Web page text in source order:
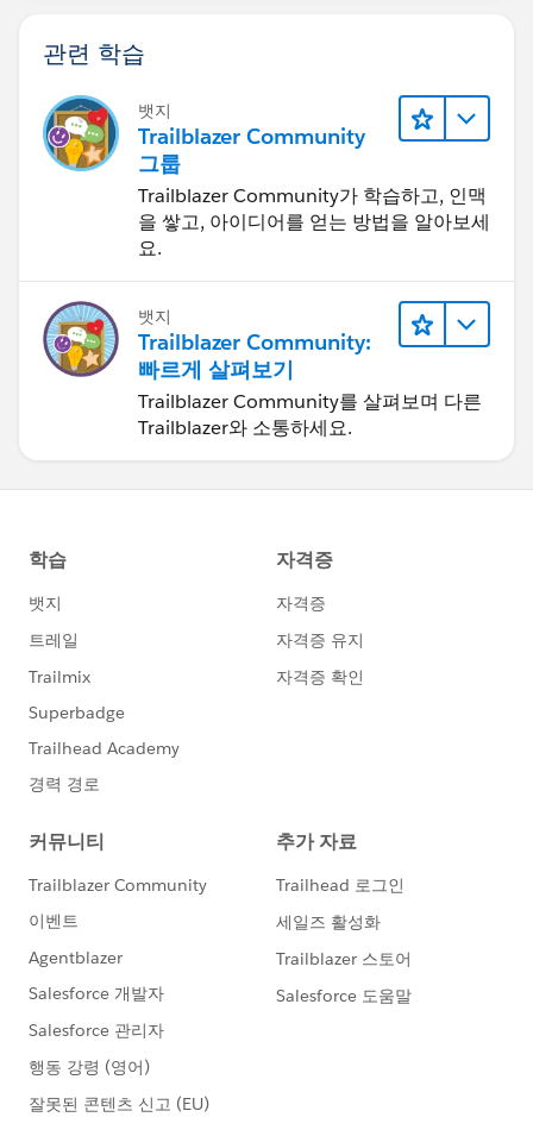
관련 학습
뱃지
Trailblazer Community
그룹
Trailblazer Community가 학습하고, 인맥
을 쌓고, 아이디어를 얻는 방법을 알아보세
요.
뱃지
Trailblazer Community:
빠르게 살펴보기
Trailblazer Community를 살펴보며 다른
Trailblazer와 소통하세요.